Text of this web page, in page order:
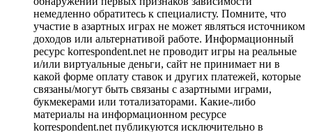
немедленно обратитесь к специалисту. Помните, что
участие в азартных играх не может являться источником
доходов или альтернативой работе. Информационный
ресурс korrespondent.net не проводит игры на реальные
и/или виртуальные деньги, сайт не принимает ни в
какой форме оплату ставок и других платежей, которые
связаны/могут быть связаны с азартными играми,
букмекерами или тотализаторами. Какие-либо
материалы на информационном ресурсе
korrespondent.net публикуются исключительно в